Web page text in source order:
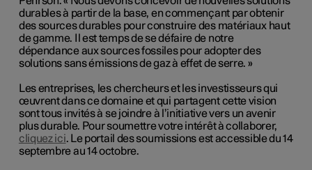
durables à partir de la base, en commençant par obtenir
des sources durables pour construire des matériaux haut
de gamme. Il est temps de se défaire de notre
dépendance aux sources fossiles pour adopter des
solutions sans émissions de gaz à effet de serre. »
Les entreprises, les chercheurs et les investisseurs qui
œuvrent dans ce domaine et qui partagent cette vision
sont tous invités à se joindre à l’initiative vers un avenir
plus durable. Pour soumettre votre intérêt à collaborer,
cliquez ici. Le portail des soumissions est accessible du 14
septembre au 14 octobre.